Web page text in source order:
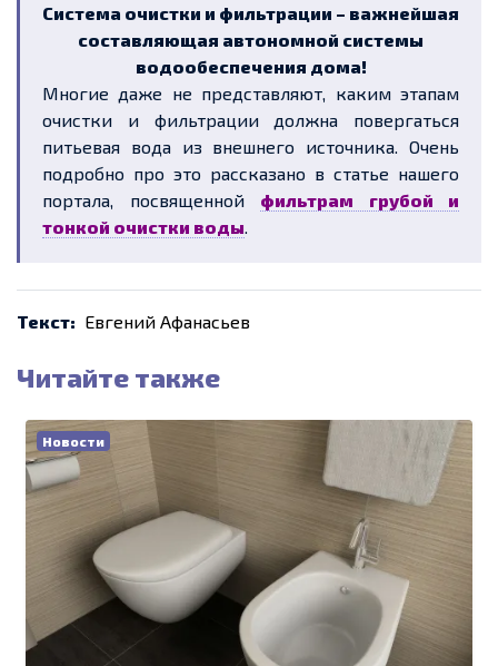
Система очистки и фильтрации – важнейшая
составляющая автономной системы
водообеспечения дома!
Многие даже не представляют, каким этапам
очистки и фильтрации должна повергаться
питьевая вода из внешнего источника. Очень
подробно про это рассказано в статье нашего
портала, посвященной фильтрам грубой и
тонкой очистки воды
Текст: Евгений Афанасьев
Читайте также
Новости